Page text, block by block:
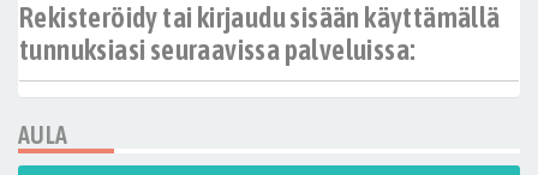
Rekisteröidy tai kirjaudu sisään käyttämällä
tunnuksiasi seuraavissa palveluissa:
AULA